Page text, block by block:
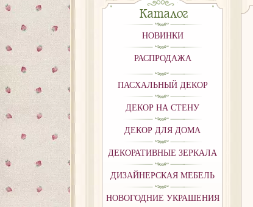
Каталог
НОВИНКИ
РАСПРОДАЖА
ПАСХАЛЬНЫЙ ДЕКОР
ДЕКОР НА СТЕНУ
ДЕКОР ДЛЯ ДОМА
ДЕКОРАТИВНЫЕ ЗЕРКАЛА
ДИЗАЙНЕРСКАЯ МЕБЕЛЬ
НОВОГОДНИЕ УКРАШЕНИЯ